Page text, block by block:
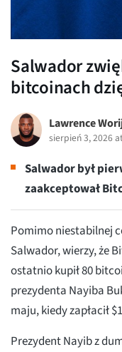
Salwador
bitcoinach
Lawrence
sierpień 3, 2026
Salwador był
zaakceptował
Pomimo niestabilnej
Salwador, wierzy, że
ostatnio kupił 80
prezydenta Nayiba
maju, kiedy zapłacił
Prezydent Nayib z